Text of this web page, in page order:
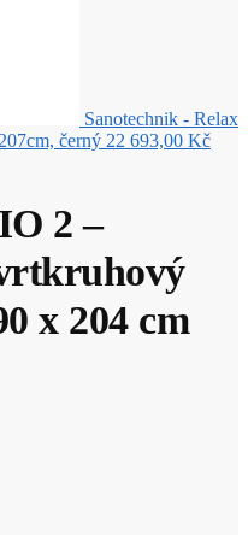
Sanotechnik - Relax
černý 22 693,00 Kč
2 –
x 204 cm